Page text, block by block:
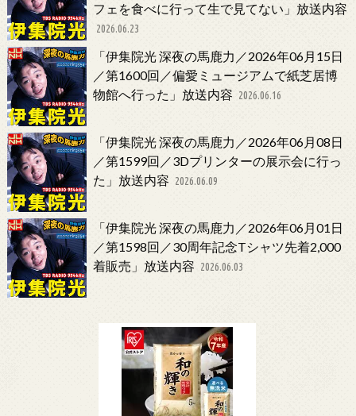
フェを食べに行って生で見てない」放送内容
2026.06.23
「伊集院光 深夜の馬鹿力／2026年06月15日
／第1600回／偏愛ミュージアムで紙芝居博
物館へ行った」放送内容 2026.06.16
「伊集院光 深夜の馬鹿力／2026年06月08日
／第1599回／3Dプリンターの展示会に行っ
た」放送内容 2026.06.09
「伊集院光 深夜の馬鹿力／2026年06月01日
／第1598回／30周年記念Tシャツ先着2,000
着販売」放送内容 2026.06.03